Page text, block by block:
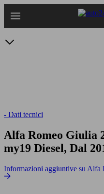
- Dati tecnici
Alfa Romeo Giulia
my19 Diesel, Dal
Informazioni aggiuntive su Alfa